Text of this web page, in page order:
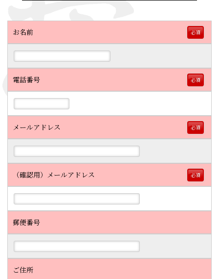
必須
お名前
必須
電話番号
必須
メールアドレス
必須
（確認用）メールアドレス
郵便番号
ご住所